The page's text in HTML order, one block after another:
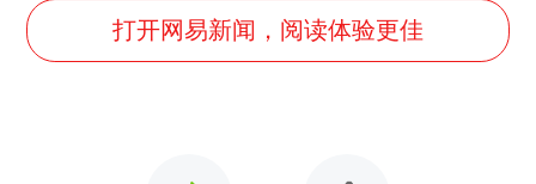
打开网易新闻，阅读体验更佳